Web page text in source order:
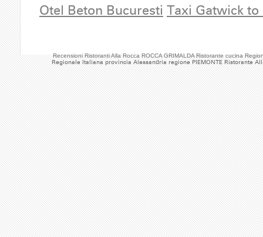
Recensioni Ristoranti Alla Rocca ROCCA GRIMALDA Ristorante cucina
Regionale Italiana provincia Alessandria regione PIEMONTE Ristorante
Otel Beton Bucuresti Taxi Gatwick to